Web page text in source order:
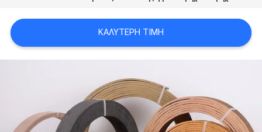
PRIVACY
POLICY
ΚΑΛΎΤΕΡΗ ΤΙΜΉ